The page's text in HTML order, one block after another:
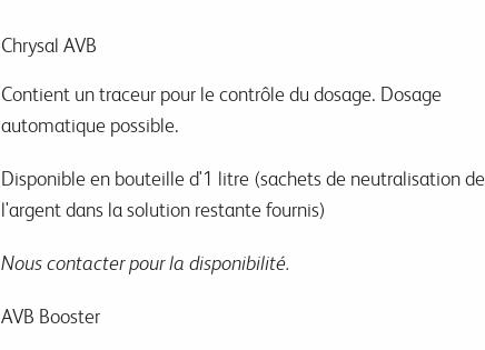
Chrysal AVB
Contient un traceur pour le contrôle du dosage. Dosage
automatique possible.
Disponible en bouteille d'1 litre (sachets de neutralisation de
l'argent dans la solution restante fournis)
Nous contacter pour la disponibilité.
AVB Booster